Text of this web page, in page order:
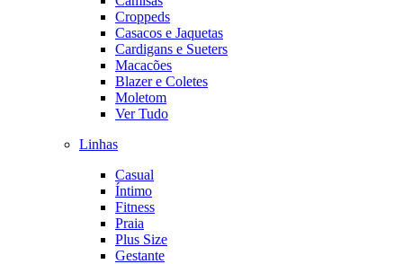
Croppeds
Casacos e Jaquetas
Cardigans e Sueters
Macacões
Blazer e Coletes
Moletom
Ver Tudo
Linhas
Casual
Íntimo
Fitness
Praia
Plus Size
Gestante